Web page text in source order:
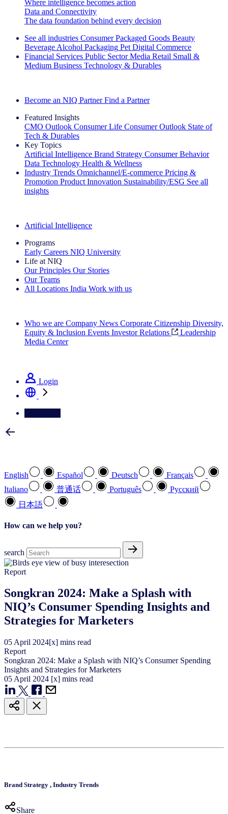
Where intelligence becomes action
Data and Connectivity
The data foundation behind every decision
See all industries Consumer Packaged Goods Beauty
Beverage Alcohol Packaging Pet Digital Commerce
Financial Services Public Sector Media Retail Small &
Medium Business Technology & Durables
Become an NIQ Partner Find a Partner
Featured Insights
CMO Outlook Consumer Life Consumer Outlook State of
Tech & Durables
Key Topics
Artificial Intelligence Brand Strategy Consumer Behavior
Data Technology Health & Wellness
Industry Trends Omnichannel/E-commerce Pricing &
Promotion Product Innovation Sustainability/ESG See all
insights
Artificial Intelligence
Programs
Early Careers NIQ University
Life at NIQ
Our Principles Our Stories
Our Teams
All Locations India Work with us
Who we are Company News Corporate Citizenship Diversity,
Equity & Inclusion Events Investor Relations
Leadership
Media Center
Login
English Español Deutsch
Français
Italiano
普通话 Português
Pусский
日本語
How can we help you?
search
Report
Songkran 2024: Make a Splash with
NIQ’s Consumer Spending Insights and
Strategies for Marketers
05 April 2024[x] mins read
Report
Songkran 2024: Make a Splash with NIQ’s Consumer Spending
Insights and Strategies for Marketers
05 April 2024 [x] mins read
Brand Strategy , Industry Trends
Share